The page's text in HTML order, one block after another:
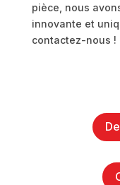
pièce, nous
innovante et
contactez-nous !